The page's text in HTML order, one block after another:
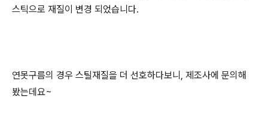
스틱으로 재질이 변경 되었습니다.
연못구름의 경우 스틸재질을 더 선호하다보니, 제조사에 문의해
봤는데요~